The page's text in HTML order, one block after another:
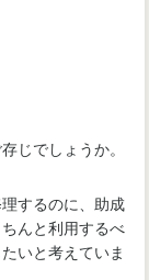
じでしょうか。
するのに、助成
んと利用するべ
いと考えていま